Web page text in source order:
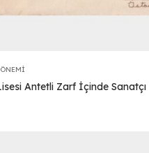
Antetli Zarf İçinde